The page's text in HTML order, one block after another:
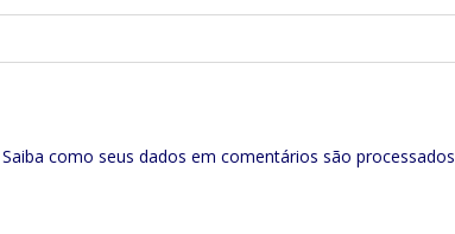
Saiba como seus dados em comentários são processados